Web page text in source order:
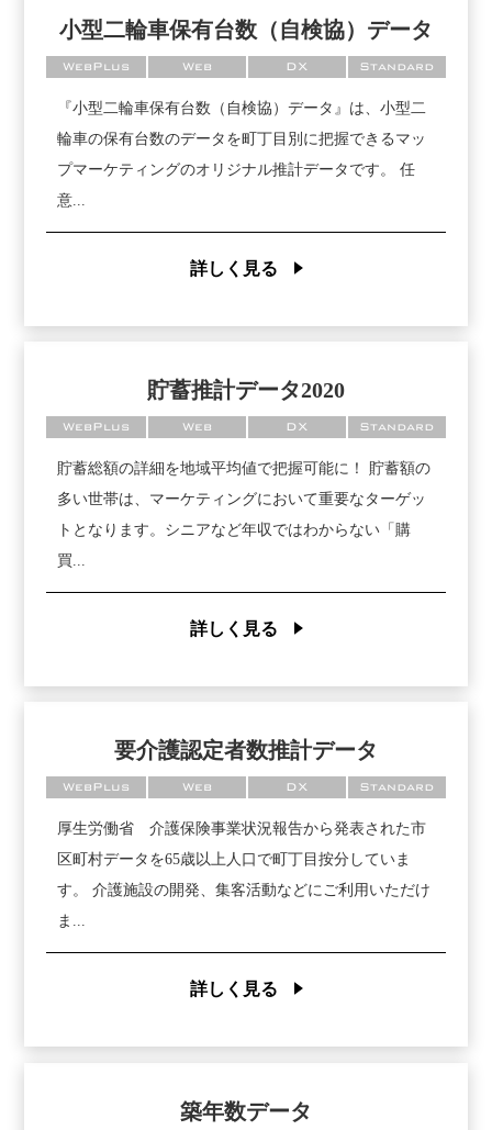
小型二輪車保有台数（自検協）データ
WebPlus Web DX Standard
『小型二輪車保有台数（自検協）データ』は、小型二
輪車の保有台数のデータを町丁目別に把握できるマッ
プマーケティングのオリジナル推計データです。 任
意...
詳しく見る
貯蓄推計データ2020
WebPlus Web DX Standard
貯蓄総額の詳細を地域平均値で把握可能に！ 貯蓄額の
多い世帯は、マーケティングにおいて重要なターゲッ
トとなります。シニアなど年収ではわからない「購
買...
詳しく見る
要介護認定者数推計データ
WebPlus Web DX Standard
厚生労働省 介護保険事業状況報告から発表された市
区町村データを65歳以上人口で町丁目按分していま
す。 介護施設の開発、集客活動などにご利用いただけ
ま...
詳しく見る
築年数データ